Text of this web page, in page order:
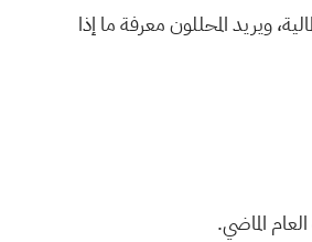
خلال هذه السنة المالية، ويريد المحللون معرفة ما إذا